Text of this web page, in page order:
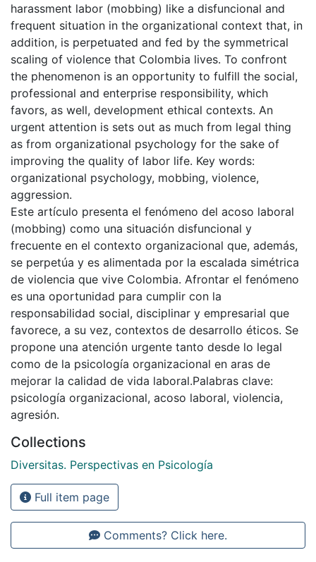
harassment labor (mobbing) like a disfuncional and
frequent situation in the organizational context that, in
addition, is perpetuated and fed by the symmetrical
scaling of violence that Colombia lives. To confront
the phenomenon is an opportunity to fulfill the social,
professional and enterprise responsibility, which
favors, as well, development ethical contexts. An
urgent attention is sets out as much from legal thing
as from organizational psychology for the sake of
improving the quality of labor life. Key words:
organizational psychology, mobbing, violence,
aggression.
Este artículo presenta el fenómeno del acoso laboral
(mobbing) como una situación disfuncional y
frecuente en el contexto organizacional que, además,
se perpetúa y es alimentada por la escalada simétrica
de violencia que vive Colombia. Afrontar el fenómeno
es una oportunidad para cumplir con la
responsabilidad social, disciplinar y empresarial que
favorece, a su vez, contextos de desarrollo éticos. Se
propone una atención urgente tanto desde lo legal
como de la psicología organizacional en aras de
mejorar la calidad de vida laboral.Palabras clave:
psicología organizacional, acoso laboral, violencia,
agresión.
Collections
Diversitas. Perspectivas en Psicología
Full item page
Comments? Click here.